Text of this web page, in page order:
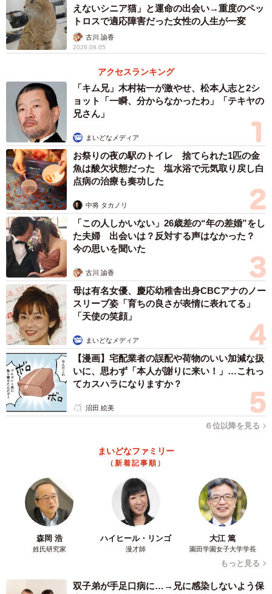
2/3
妹を温めることもある
3/3
妹が心配でたまらないにゃ
えないシニア猫」と運命の出会い→重度のペッ
トロスで適応障害だった女性の人生が一変
古川 諭香
2026.08.05
アクセスランキング
「キム兄」木村祐一が激やせ、松本人志と2シ
ョット「一瞬、分からなかったわ」「テキヤの
兄さん」
まいどなメディア
お祭りの夜の駅のトイレ 捨てられた1匹の金
魚は酸欠状態だった 塩水浴で元気取り戻し白
点病の治療も奏功した
中将 タカノリ
「この人しかいない」26歳差の“年の差婚”をし
た夫婦 出会いは？反対する声はなかった？
今の思いを聞いた
古川 諭香
母は有名女優、慶応幼稚舎出身CBCアナのノー
スリーブ姿「育ちの良さが表情に表れてる」
「天使の笑顔」
まいどなメディア
【漫画】宅配業者の誤配や荷物のいい加減な扱
いに、思わず「本人が謝りに来い！」…これっ
てカスハラになりますか？
沼田 絵美
６位以降を見る
まいどなファミリー
（新着記事順）
森岡 浩
姓氏研究家
ハイヒール・リンゴ
漫才師
大江 篤
園田学園女子大学学長
もっと見る
双子弟が手足口病に…→兄に感染しないよう保